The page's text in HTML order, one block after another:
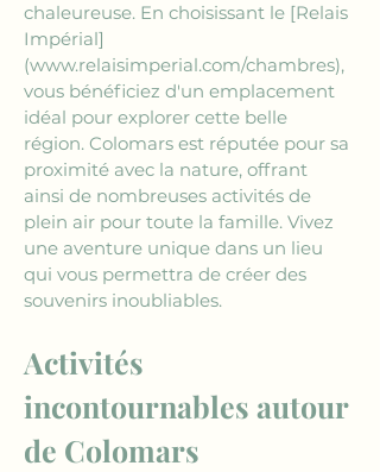
chaleureuse. En choisissant le [Relais
Impérial]
(www.relaisimperial.com/chambres),
vous bénéficiez d'un emplacement
idéal pour explorer cette belle
région. Colomars est réputée pour sa
proximité avec la nature, offrant
ainsi de nombreuses activités de
plein air pour toute la famille. Vivez
une aventure unique dans un lieu
qui vous permettra de créer des
souvenirs inoubliables.
Activités
incontournables autour
de Colomars